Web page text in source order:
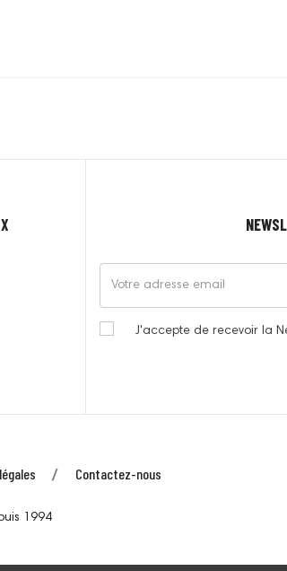
J'accepte de recevoir la
Contactez-nous
1994